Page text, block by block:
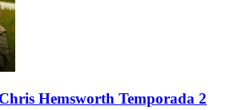
Hemsworth Temporada 2